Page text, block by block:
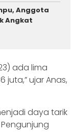
Anggota
Angkat
ada lima
juta,” ujar Anas,
daya tarik